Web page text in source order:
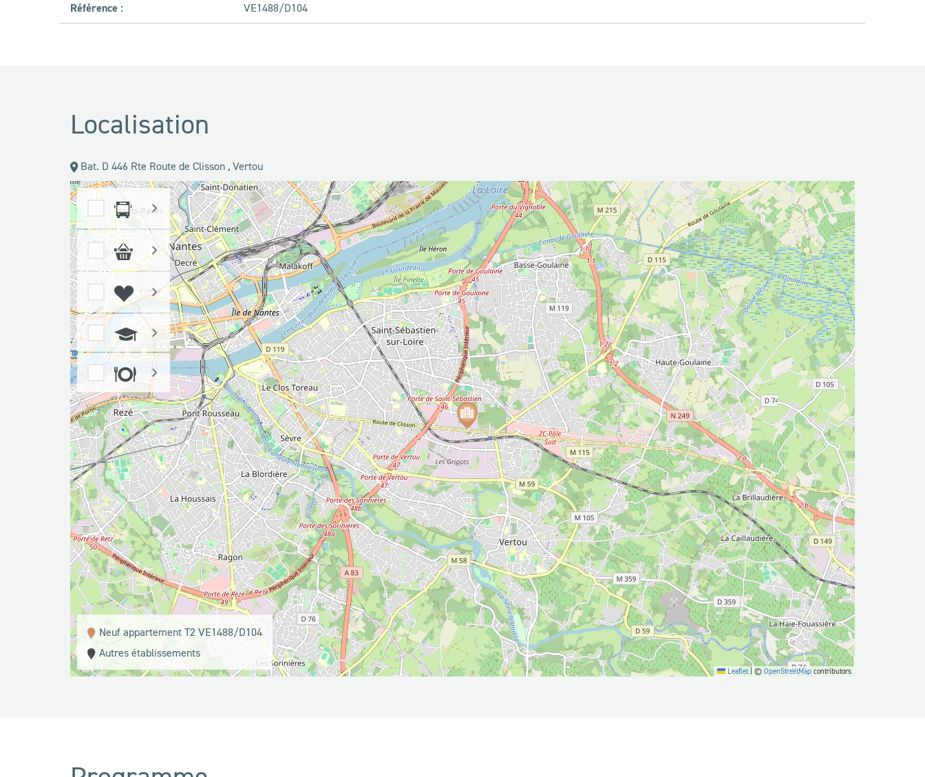
Référence : VE1488/D104
Localisation
Bat. D 446 Rte Route de Clisson , Vertou
Neuf appartement T2 VE1488/D104
Autres établissements
Leaflet © OpenStreetMap contributors